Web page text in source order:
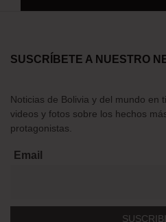
SUSCRÍBETE A NUESTRO
Noticias de Bolivia y del mundo en
videos y fotos sobre los hechos
protagonistas.
Email